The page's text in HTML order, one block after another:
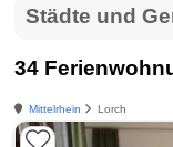
Städte und
34
Mittelrhein Lorch